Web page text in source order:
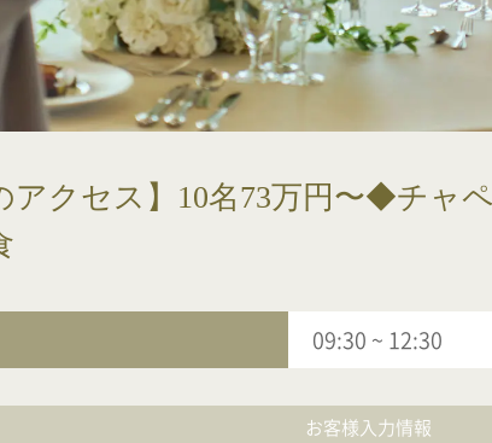
アクセス】10名73万円〜◆チャ
09:30 ~ 12:30
お客様入力情報